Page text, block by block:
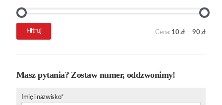
Cena
Cena
Filtruj Cena: 10 zł —90 zł
Masz pytania? Zostaw numer, oddzwonimy!
Imię i nazwisko*